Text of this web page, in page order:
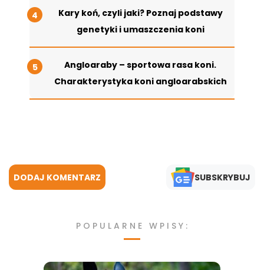
Kary koń, czyli jaki? Poznaj podstawy
genetyki i umaszczenia koni
Angloaraby – sportowa rasa koni.
Charakterystyka koni angloarabskich
DODAJ KOMENTARZ SUBSKRYBUJ
POPULARNE WPISY: